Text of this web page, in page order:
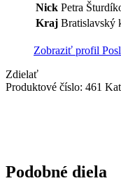
Nick Petra
Kraj Bratislavský
Zobraziť profil
Zdielať
Produktové číslo: 461
Podobné diela